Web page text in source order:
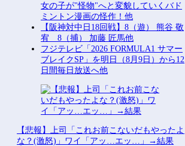
女の子が"怪物"へと変貌していくバド
ミントン漫画の怪作！他
【阪神対中日18回戦】8（遊） 熊谷 敬
宥 8（捕） 加藤 匠馬他
フジテレビ「2026 FORMULA1 サマー
ブレイクSP」を明日（8月9日）から12
日間毎日放送へ他
【悲報】上司「これお前こないだもやったよ
な？(激怒)」ワイ「アッ…エッ…」→結果